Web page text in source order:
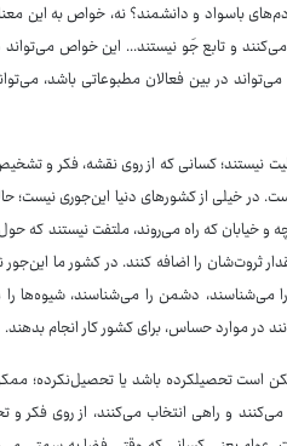
باسواد و دانشمند؟ نه، خواص به
و تابع جَو نیستند... این خواص می‌تواند
در بین فعالان مطبوعاتی باشد،
نیستند؛ کسانی که از روی نقشه، فکر و
خیلی از کشورهای دنیا این‌جوری نیست؛
خیابان که راه می‌روند، ملتفت نیستند که
ثروت‌شان را اضافه کنند. در کشور ما
می‌شناسند، دشمن را می‌شناسند، شیوه‌ها
در موارد حساس، برای کشور کار انجام بدهند.
است تحصیلکرده باشد یا تحصیل‌نکرده؛
و راهی انتخاب می‌کنند، از روی فکر